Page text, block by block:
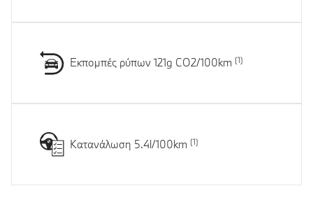
Εκπομπές ρύπων 121g CO2/100km
Κατανάλωση 5.4l/100km